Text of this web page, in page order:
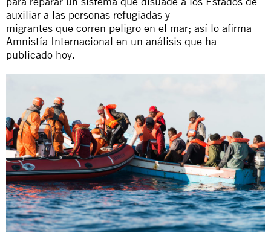
auxiliar a las personas refugiadas y
migrantes que corren peligro en el mar; así lo afirma
Amnistía Internacional en un análisis que ha
publicado hoy.